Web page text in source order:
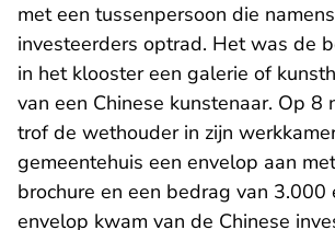
met een tussenpersoon die
investeerders optrad. Het was de
in het klooster een galerie of
van een Chinese kunstenaar. Op 8
trof de wethouder in zijn
gemeentehuis een envelop aan
brochure en een bedrag van 3.000
envelop kwam van de Chinese